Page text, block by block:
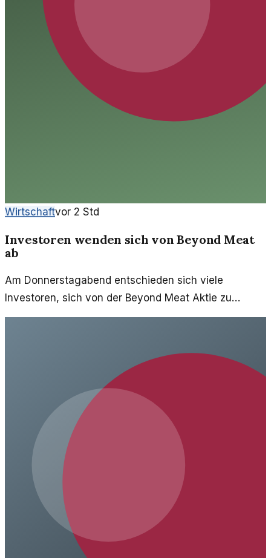
Wirtschaftvor 2 Std
Investoren wenden sich von Beyond Meat
ab
Am Donnerstagabend entschieden sich viele
Investoren, sich von der Beyond Meat Aktie zu
trennen. Ein Blick auf die Hintergründe dieser